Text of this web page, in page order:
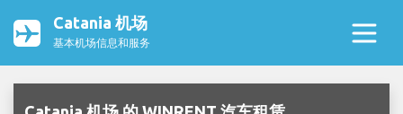
Catania 机场
基本机场信息和服务